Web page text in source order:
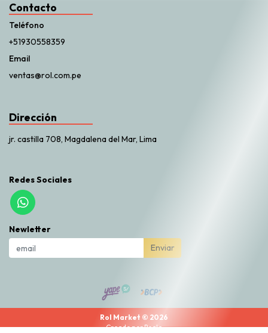
Contacto
Teléfono
+51930558359
Email
ventas@rol.com.pe
Dirección
jr. castilla 708, Magdalena del Mar, Lima
Redes Sociales
Newletter
Enviar
Rol Market © 2026
Creado porBsale